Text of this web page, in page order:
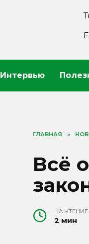
Интервью
ГЛАВНАЯ »
Всё
НА ЧТЕНИЕ
2 мин